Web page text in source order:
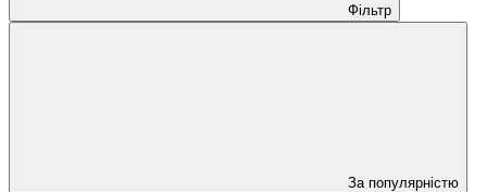
Фільтр
За популярністю